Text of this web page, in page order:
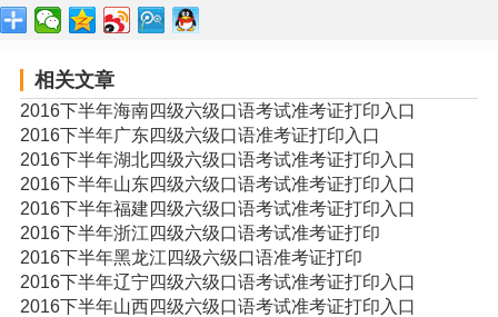
相关文章
2016下半年海南四级六级口语考试准考证打印入口
2016下半年广东四级六级口语准考证打印入口
2016下半年湖北四级六级口语考试准考证打印入口
2016下半年山东四级六级口语考试准考证打印入口
2016下半年福建四级六级口语考试准考证打印入口
2016下半年浙江四级六级口语考试准考证打印
2016下半年黑龙江四级六级口语准考证打印
2016下半年辽宁四级六级口语考试准考证打印入口
2016下半年山西四级六级口语考试准考证打印入口